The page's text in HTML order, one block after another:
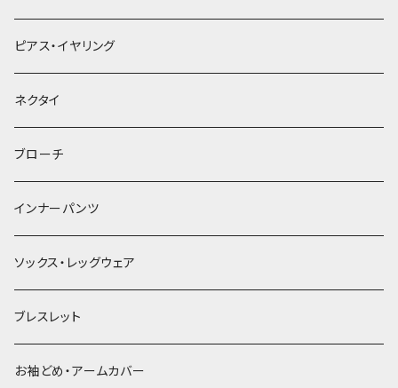
ヘアクリップ
ヘッドドレス・カチューシャ
ヘアゴム
簪
ピアス・イヤリング
ネクタイ
ブローチ
インナーパンツ
ソックス・レッグウェア
ブレスレット
お袖どめ・アームカバー